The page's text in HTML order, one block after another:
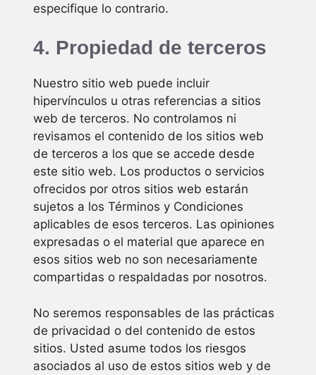
especifique lo contrario.
4. Propiedad de terceros
Nuestro sitio web puede incluir
hipervínculos u otras referencias a sitios
web de terceros. No controlamos ni
revisamos el contenido de los sitios web
de terceros a los que se accede desde
este sitio web. Los productos o servicios
ofrecidos por otros sitios web estarán
sujetos a los Términos y Condiciones
aplicables de esos terceros. Las opiniones
expresadas o el material que aparece en
esos sitios web no son necesariamente
compartidas o respaldadas por nosotros.
No seremos responsables de las prácticas
de privacidad o del contenido de estos
sitios. Usted asume todos los riesgos
asociados al uso de estos sitios web y de